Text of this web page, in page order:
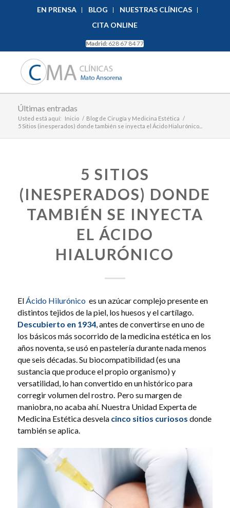
EN PRENSA BLOG
NUESTRAS CLÍNICAS
CITA ONLINE
Madrid: 628 67 84 77
Últimas entradas
Usted está aquí: Inicio / Blog de Cirugía y Medicina Estética /
5 Sitios (inesperados) donde también se inyecta el Ácido Hialurónico...
5 SITIOS
(INESPERADOS) DONDE
TAMBIÉN SE INYECTA
EL ÁCIDO
HIALURÓNICO
El Ácido Hilurónico es un azúcar complejo presente en
distintos tejidos de la piel, los huesos y el cartílago.
Descubierto en 1934, antes de convertirse en uno de
los básicos más socorrido de la medicina estética en los
años noventa, se usó en pastelería durante nada menos
que seis décadas. Su biocompatibilidad (es una
sustancia que produce el propio organismo) y
versatilidad, lo han convertido en un histórico para
corregir volumen del rostro. Pero su margen de
maniobra, no acaba ahí. Nuestra Unidad Experta de
Medicina Estética desvela cinco sitios curiosos donde
también se aplica.